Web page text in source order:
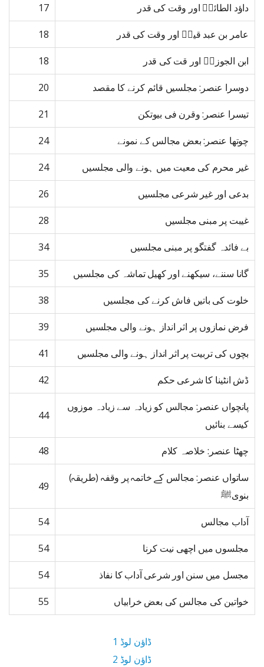
داؤد الطائیؒ اور وقت کی قدر 17
عامر بن عبد قیسؒ اور وقت کی قدر 18
ابن الجوزیؒ اور قت کی قدر 18
دوسرا عنصر: مجلسیں قائم کرنے کا مقصد 20
تیسرا عنصر: وقرن فی بیوتکن 21
چوتھا عنصر: بعض مجالس کے نمونے 24
غیر محرم کی معیت میں ہونے والی مجلسیں 24
بدعی اور غیر شرعی مجلسیں 26
غیبت پر مبنی مجلسیں 28
بے فائدہ گفتگو پر مبنی مجلسیں 34
گانا سننے، سیکھنے اور کھیل تماشہ کی مجلسیں 35
خلوت کی باتیں فاش کرنے کی مجلسیں 38
فرض نمازوں پر اثر انداز ہونے والی مجلسیں 39
بچوں کی تربیت پر اثر انداز ہونے والی مجلسیں 41
ڈش انٹینا کا شرعی حکم 42
پانچواں عنصر: مجالس کو زیادہ سے زیادہ موزوں
کیسے بنائیں
44
چھٹا عنصر: خلاصہ کلام 48
ساتواں عنصر: مجالس کے خاتمہ پر وقفہ (طریقہ)
بنویﷺ
49
آداب مجالس 54
مجلسوں میں اچھی نیت کرنا 54
مجسل میں سنن اور شرعی آداب کا نفاذ 54
خواتین کی مجالس کی بعض خرابیاں 55
ڈاؤن لوڈ 1
ڈاؤن لوڈ 2